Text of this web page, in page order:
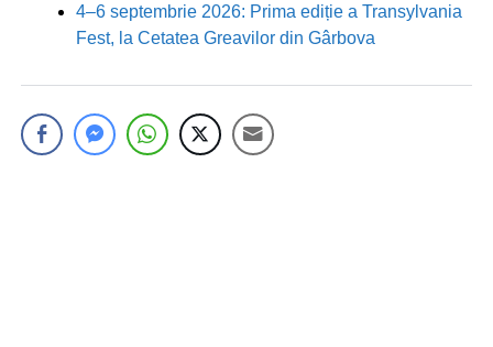
4–6 septembrie 2026: Prima ediție a Transylvania
Fest, la Cetatea Greavilor din Gârbova